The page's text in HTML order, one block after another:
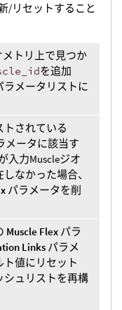
/リセットすること
メトリ上で見つか
を追加
ラメータリストに
トされている
メータに該当す
入力Muscleジオ
なかった場合、
パラメータを削
Muscle Flex パラ
Links パラメ
ト値にリセット
シュリストを再構